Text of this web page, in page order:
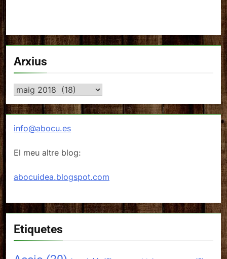
Arxius
Arxius
info@abocu.es
El meu altre blog:
abocuidea.blogspot.com
Etiquetes